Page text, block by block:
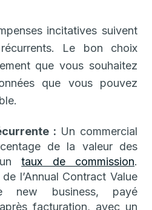
incitatives suivent
Le bon choix
que vous souhaitez
que vous pouvez
: Un commercial
de la valeur des
untaux de commission.
l’Annual Contract Value
new business, payé
facturation, avec un